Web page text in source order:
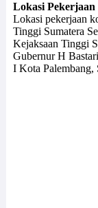
Lokasi Pekerjaan
Lokasi pekerjaan
Tinggi Sumatera
Kejaksaan Tinggi
Gubernur H
I Kota Palembang,